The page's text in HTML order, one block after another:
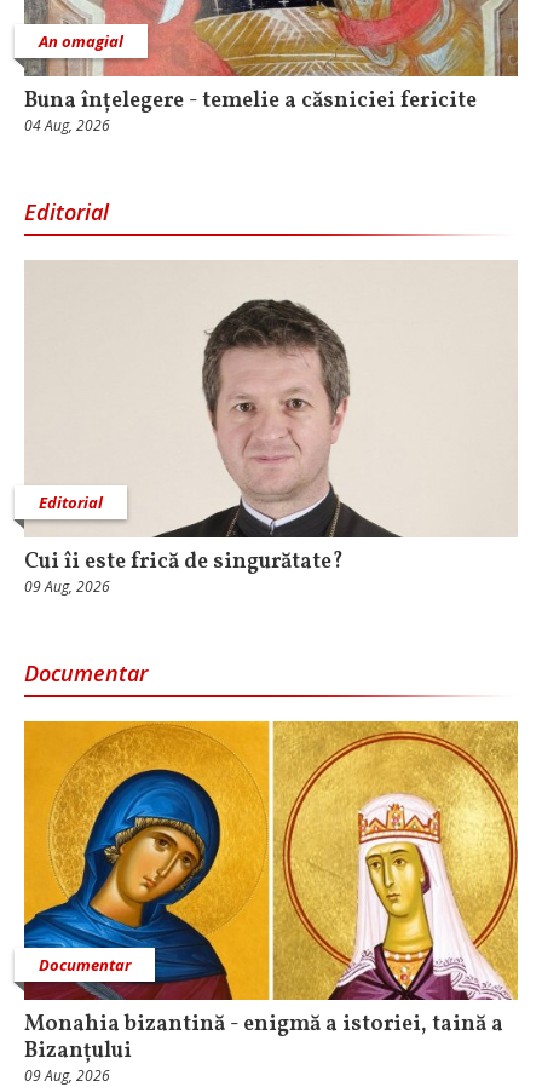
An omagial
Buna înțelegere - temelie a căsniciei fericite
04 Aug, 2026
Editorial
Editorial
Cui îi este frică de singurătate?
09 Aug, 2026
Documentar
Documentar
Monahia bizantină - enigmă a istoriei, taină a
Bizanțului
09 Aug, 2026